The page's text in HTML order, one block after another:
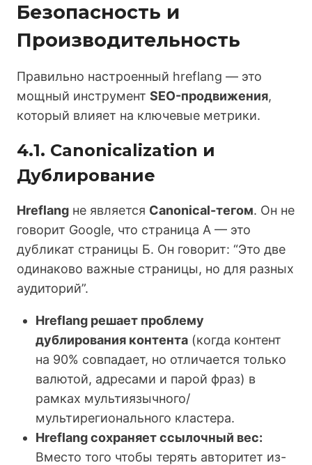
Безопасность и
Производительность
Правильно настроенный hreflang — это
мощный инструмент SEO-продвижения,
который влияет на ключевые метрики.
4.1. Canonicalization и
Дублирование
Hreflang не является Canonical-тегом. Он не
говорит Google, что страница А — это
дубликат страницы Б. Он говорит: “Это две
одинаково важные страницы, но для разных
аудиторий”.
Hreflang решает проблему
дублирования контента (когда контент
на 90% совпадает, но отличается только
валютой, адресами и парой фраз) в
рамках мультиязычного/
мультирегионального кластера.
Hreflang сохраняет ссылочный вес:
Вместо того чтобы терять авторитет из-